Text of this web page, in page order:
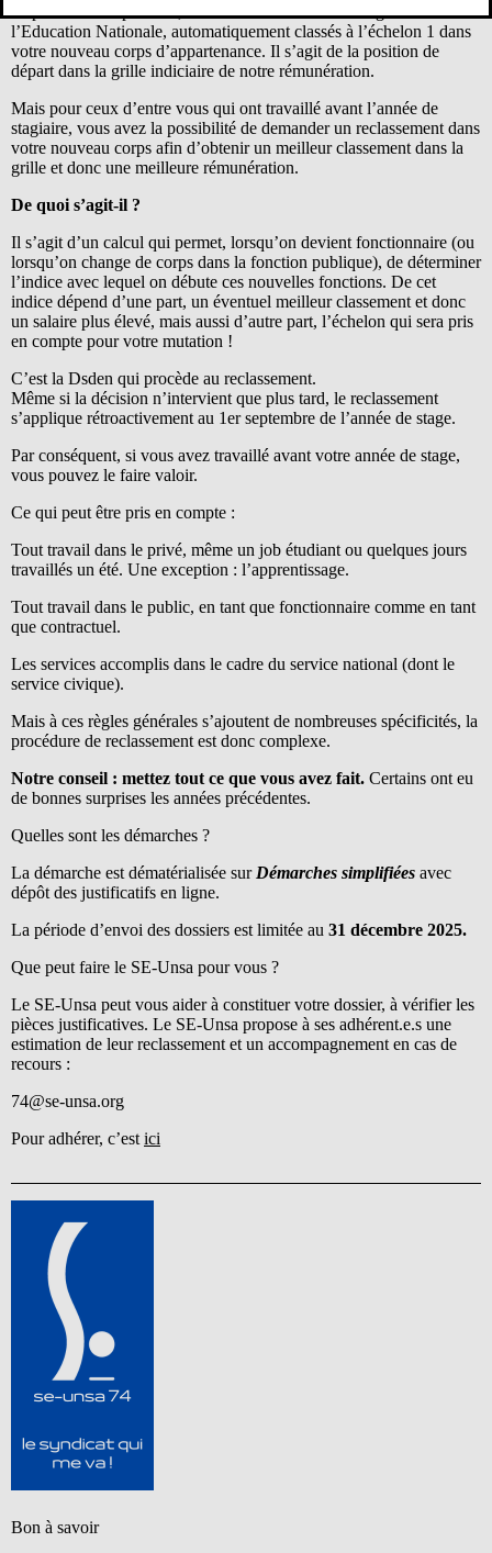
Depuis le 1er septembre, vous êtes fonctionnaires stagiaires de
l’Education Nationale, automatiquement classés à l’échelon 1 dans
votre nouveau corps d’appartenance. Il s’agit de la position de
départ dans la grille indiciaire de notre rémunération.
Mais pour ceux d’entre vous qui ont travaillé avant l’année de
stagiaire, vous avez la possibilité de demander un reclassement dans
votre nouveau corps afin d’obtenir un meilleur classement dans la
grille et donc une meilleure rémunération.
De quoi s’agit-il ?
Il s’agit d’un calcul qui permet, lorsqu’on devient fonctionnaire (ou
lorsqu’on change de corps dans la fonction publique), de déterminer
l’indice avec lequel on débute ces nouvelles fonctions. De cet
indice dépend d’une part, un éventuel meilleur classement et donc
un salaire plus élevé, mais aussi d’autre part, l’échelon qui sera pris
en compte pour votre mutation !
C’est la Dsden qui procède au reclassement.
Même si la décision n’intervient que plus tard, le reclassement
s’applique rétroactivement au 1er septembre de l’année de stage.
Par conséquent, si vous avez travaillé avant votre année de stage,
vous pouvez le faire valoir.
Ce qui peut être pris en compte :
Tout travail dans le privé, même un job étudiant ou quelques jours
travaillés un été. Une exception : l’apprentissage.
Tout travail dans le public, en tant que fonctionnaire comme en tant
que contractuel.
Les services accomplis dans le cadre du service national (dont le
service civique).
Mais à ces règles générales s’ajoutent de nombreuses spécificités, la
procédure de reclassement est donc complexe.
Notre conseil : mettez tout ce que vous avez fait. Certains ont eu
de bonnes surprises les années précédentes.
Quelles sont les démarches ?
La démarche est dématérialisée sur Démarches simplifiées avec
dépôt des justificatifs en ligne.
La période d’envoi des dossiers est limitée au 31 décembre 2025.
Que peut faire le SE-Unsa pour vous ?
Le SE-Unsa peut vous aider à constituer votre dossier, à vérifier les
pièces justificatives. Le SE-Unsa propose à ses adhérent.e.s une
estimation de leur reclassement et un accompagnement en cas de
recours :
74@se-unsa.org
Pour adhérer, c’est ici
Bon à savoir